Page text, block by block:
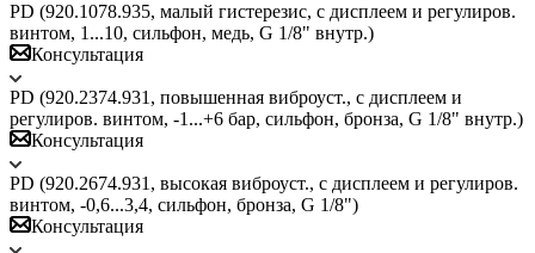
PD (920.1078.935, малый гистерезис, c дисплеем и регулиров.
винтом, 1...10, сильфон, медь, G 1/8" внутр.)
Консультация
PD (920.2374.931, повышенная виброуст., c дисплеем и
регулиров. винтом, -1...+6 бар, сильфон, бронза, G 1/8" внутр.)
Консультация
PD (920.2674.931, высокая виброуст., c дисплеем и регулиров.
винтом, -0,6...3,4, сильфон, бронза, G 1/8")
Консультация